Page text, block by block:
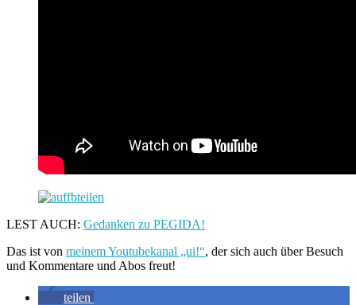
LEST AUCH: Gedanken zu PEGIDA!
Das ist von meinem Youtubekanal „ui!“, der sich auch über Besuch
und Kommentare und Abos freut!
teilen